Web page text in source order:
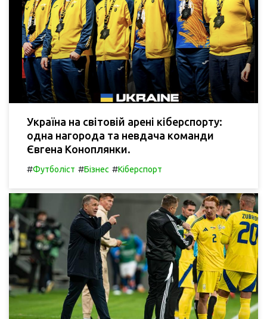
Україна на світовій арені кіберспорту:
одна нагорода та невдача команди
Євгена Коноплянки.
#Футболіст #Бізнес #Кіберспорт